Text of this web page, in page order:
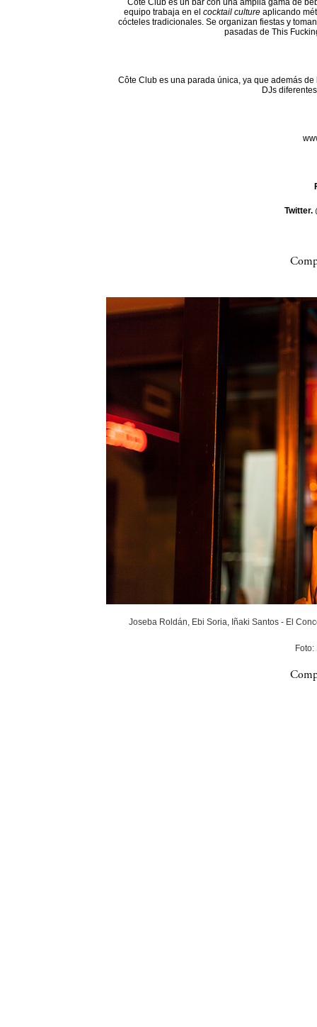
equipo trabaja en el cocktail culture aplicando
cócteles tradicionales. Se organizan fiestas y
pasadas de This
Côte Club es una parada única, ya que además
DJs
Twitter.
Joseba Roldán, Ebi Soria, Iñaki Santos - El